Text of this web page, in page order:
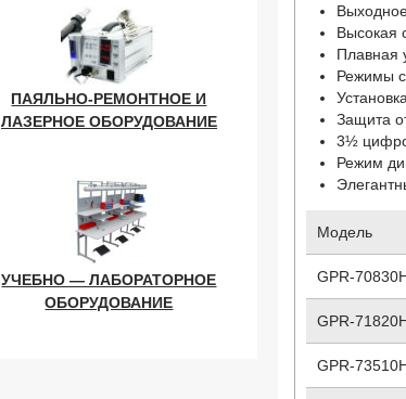
ПАЯЛЬНО-РЕМОНТНОЕ И
ЛАЗЕРНОЕ ОБОРУДОВАНИЕ
УЧЕБНО — ЛАБОРАТОРНОЕ
ОБОРУДОВАНИЕ
Высокая
Плавная
Режимы
Защита
3½
Режим
Модель
GPR-
GPR-
GPR-